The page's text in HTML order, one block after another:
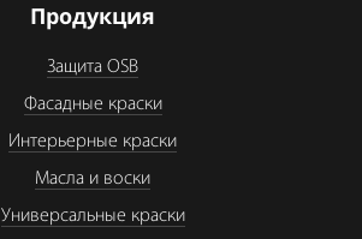
Продукция
Защита OSB
Фасадные краски
Интерьерные краски
Масла и воски
Универсальные краски